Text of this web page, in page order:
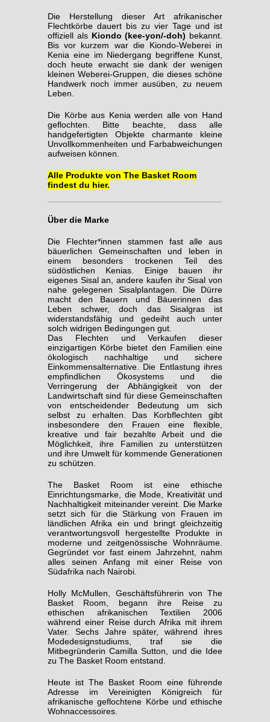
Die Herstellung dieser Art afrikanischer
Flechtkörbe dauert bis zu vier Tage und ist
offiziell als Kiondo (kee-yon/-doh) bekannt.
Bis vor kurzem war die Kiondo-Weberei in
Kenia eine im Niedergang begriffene Kunst,
doch heute erwacht sie dank der wenigen
kleinen Weberei-Gruppen, die dieses schöne
Handwerk noch immer ausüben, zu neuem
Leben.
Die Körbe aus Kenia werden alle von Hand
geflochten. Bitte beachte, dass alle
handgefertigten Objekte charmante kleine
Unvollkommenheiten und Farbabweichungen
aufweisen können.
Alle Produkte von The Basket Room
findest du hier.
Über die Marke
Die Flechter*innen stammen fast alle aus
bäuerlichen Gemeinschaften und leben in
einem besonders trockenen Teil des
südöstlichen Kenias. Einige bauen ihr
eigenes Sisal an, andere kaufen ihr Sisal von
nahe gelegenen Sisalplantagen. Die Dürre
macht den Bauern und Bäuerinnen das
Leben schwer, doch das Sisalgras ist
widerstandsfähig und gedeiht auch unter
solch widrigen Bedingungen gut.
Das Flechten und Verkaufen dieser
einzigartigen Körbe bietet den Familien eine
ökologisch nachhaltige und sichere
Einkommensalternative. Die Entlastung ihres
empfindlichen Ökosystems und die
Verringerung der Abhängigkeit von der
Landwirtschaft sind für diese Gemeinschaften
von entscheidender Bedeutung um sich
selbst zu erhalten. Das Korbflechten gibt
insbesondere den Frauen eine flexible,
kreative und fair bezahlte Arbeit und die
Möglichkeit, ihre Familien zu unterstützen
und ihre Umwelt für kommende Generationen
zu schützen.
The Basket Room ist eine ethische
Einrichtungsmarke, die Mode, Kreativität und
Nachhaltigkeit miteinander vereint. Die Marke
setzt sich für die Stärkung von Frauen im
ländlichen Afrika ein und bringt gleichzeitig
verantwortungsvoll hergestellte Produkte in
moderne und zeitgenössische Wohnräume.
Gegründet vor fast einem Jahrzehnt, nahm
alles seinen Anfang mit einer Reise von
Südafrika nach Nairobi.
Holly McMullen, Geschäftsführerin von The
Basket Room, begann ihre Reise zu
ethischen afrikanischen Textilien 2006
während einer Reise durch Afrika mit ihrem
Vater. Sechs Jahre später, während ihres
Modedesignstudiums, traf sie die
Mitbegründerin Camilla Sutton, und die Idee
zu The Basket Room entstand.
Heute ist The Basket Room eine führende
Adresse im Vereinigten Königreich für
afrikanische geflochtene Körbe und ethische
Wohnaccessoires.